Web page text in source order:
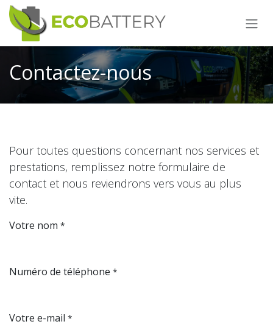
Se rendre au contenu
Contactez-nous
Pour toutes questions concernant nos services et
prestations, remplissez notre formulaire de
contact et nous reviendrons vers vous au plus
vite.
Votre nom *
Numéro de téléphone *
Votre e-mail *